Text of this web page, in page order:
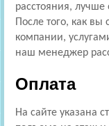
расстояния,
После того, как
компании,
наш менеджер
Оплата
На сайте указана